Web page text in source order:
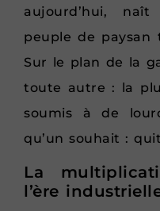
aujourd’hui,
peuple de paysan
Sur le plan de la
toute autre : la
soumis à de
qu’un souhait :
La
l’ère